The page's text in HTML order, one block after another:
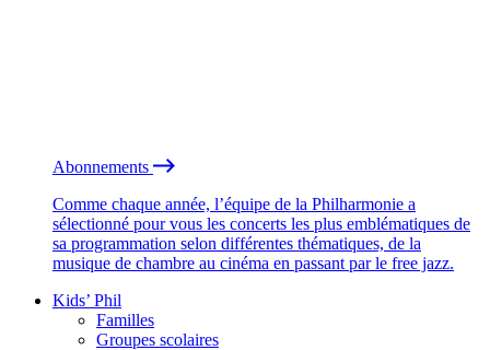
Abonnements
Comme chaque année, l’équipe de la Philharmonie a
sélectionné pour vous les concerts les plus emblématiques de
sa programmation selon différentes thématiques, de la
musique de chambre au cinéma en passant par le free jazz.
Kids’ Phil
Familles
Groupes scolaires